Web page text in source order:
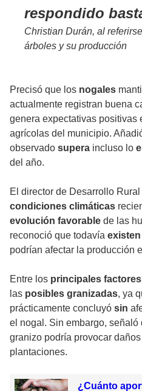
respondido
Christian Durán, al
árboles y su producción
Precisó que los nogales
actualmente registran buena
genera expectativas positivas
agrícolas del municipio.
observado supera incluso lo
del año.
El director de Desarrollo
condiciones climáticas
evolución favorable de las
reconoció que todavía
podrían afectar la producción
Entre los principales factores
las posibles granizadas, ya
prácticamente concluyó sin
el nogal. Sin embargo, señaló
granizo podría provocar
plantaciones.
¿Cuánto